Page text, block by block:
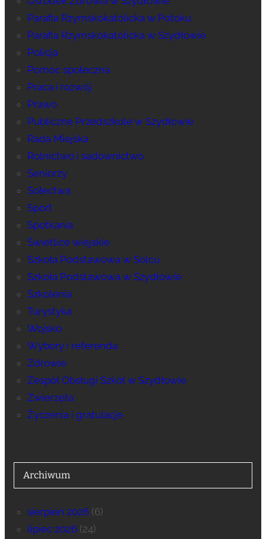
Parafia Rzymskokatolicka w Potoku
Parafia Rzymskokatolicka w Szydłowie
Policja
Pomoc społeczna
Praca i rozwój
Prawo
Publiczne Przedszkole w Szydłowie
Rada Miejska
Rolnictwo i sadownictwo
Seniorzy
Sołectwa
Sport
Spotkania
Świetlice wiejskie
Szkoła Podstawowa w Solcu
Szkoła Podstawowa w Szydłowie
Szkolenia
Turystyka
Wojsko
Wybory i referenda
Zdrowie
Zespół Obsługi Szkół w Szydłowie
Zwierzęta
Życzenia i gratulacje
Archiwum
sierpień 2026(6)
lipiec 2026(24)